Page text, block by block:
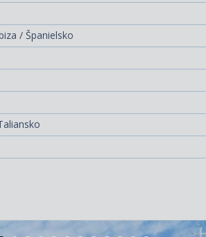
/ Španielsko